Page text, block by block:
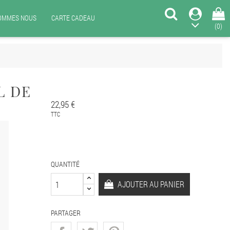
NOUS
CARTE CADEAU
(0)
DE
22,95 €
TTC
QUANTITÉ
AJOUTER AU PANIER
PARTAGER